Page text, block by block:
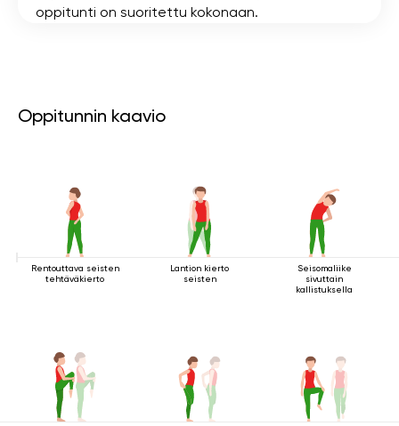
oppitunti on suoritettu kokonaan.
Oppitunnin kaavio
Rentouttava seisten
tehtäväkierto
Lantion kierto
seisten
Seisomaliike
sivuttain
kallistuksella